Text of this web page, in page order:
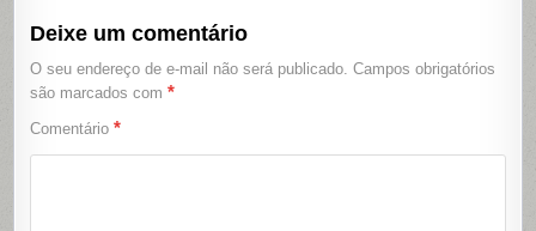
Deixe um comentário
O seu endereço de e-mail não será publicado. Campos obrigatórios
são marcados com*
Comentário*